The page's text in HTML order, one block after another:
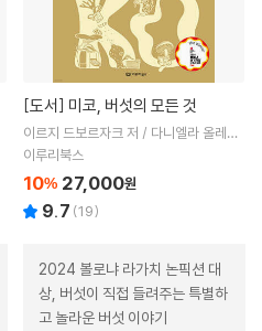
[도서] 미코, 버섯의 모든 것
이르지 드보르자크 저 / 다니엘라 올레이
니코바 그림 / 송순섭 역 / 유림 감수
이루리북스
10% 27,000원
9.7 (19)
2024 볼로냐 라가치 논픽션 대
상, 버섯이 직접 들려주는 특별하
고 놀라운 버섯 이야기